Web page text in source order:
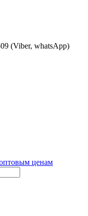
(Viber, whatsApp)